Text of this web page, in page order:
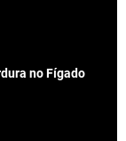
no Fígado